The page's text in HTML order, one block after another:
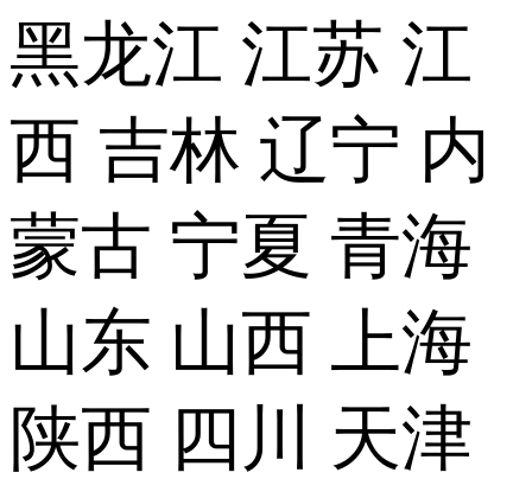
黑龙江 江苏 江
西 吉林 辽宁 内
蒙古 宁夏 青海
山东 山西 上海
陕西 四川
天津